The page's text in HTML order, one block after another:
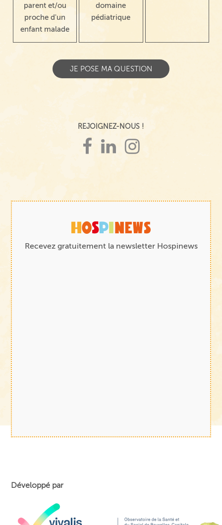
parent et/ou
proche d'un
enfant malade
domaine
pédiatrique
REJOIGNEZ-NOUS !
Recevez gratuitement la newsletter Hospinews
Développé par